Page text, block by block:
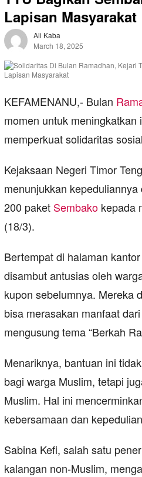
Lapisan Masyarakat
Ali Kaba
March 18, 2025
KEFAMENANU,- Bulan
momen untuk meningkatkan
memperkuat solidaritas
Kejaksaan Negeri Timor
menunjukkan
200 paket Sembako kepada
(18/3).
Bertempat di halaman
disambut antusias oleh
kupon sebelumnya. Mereka
bisa merasakan manfaat
mengusung tema “Berkah
Menariknya, bantuan ini
bagi warga Muslim, tetapi
Muslim. Hal ini
kebersamaan dan
Sabina Kefi, salah satu
kalangan non-Muslim,